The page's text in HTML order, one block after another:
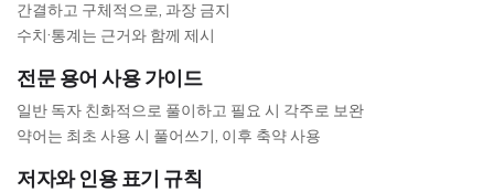
간결하고 구체적으로, 과장 금지
수치·통계는 근거와 함께 제시
전문 용어 사용 가이드
일반 독자 친화적으로 풀이하고 필요 시 각주로 보완
약어는 최초 사용 시 풀어쓰기, 이후 축약 사용
저자와 인용 표기 규칙